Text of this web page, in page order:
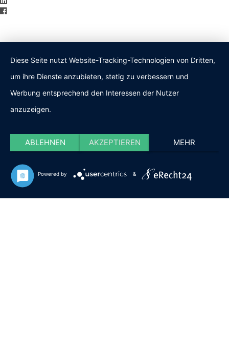
Diese Seite nutzt Website-Tracking-Technologien von Dritten,
um ihre Dienste anzubieten, stetig zu verbessern und
Werbung entsprechend den Interessen der Nutzer
anzuzeigen.
ABLEHNEN AKZEPTIEREN MEHR
Powered by &